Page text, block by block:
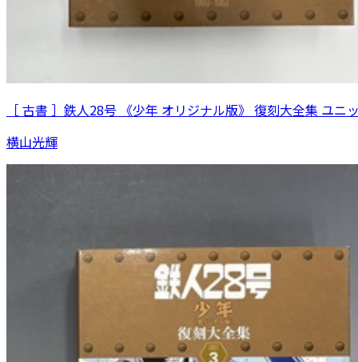
［ 古書 ］鉄人28号 《少年 オリジナル版》 復刻大全集 ユニ
横山光輝